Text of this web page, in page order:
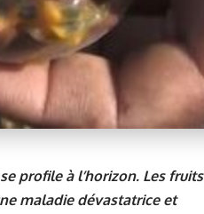
profile à l’horizon. Les fruits
maladie dévastatrice et